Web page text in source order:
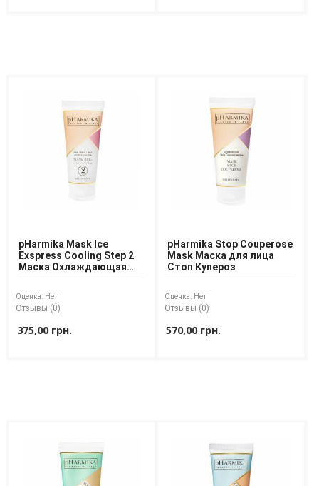
pHarmika Mask Ice
Exspress Cooling Step 2
Маска Охлаждающая
Оценка: Нет
Отзывы (0)
375,00 грн.
pHarmika Stop Couperose
Mask Маска для лица
Стоп Купероз
Оценка: Нет
Отзывы (0)
570,00 грн.